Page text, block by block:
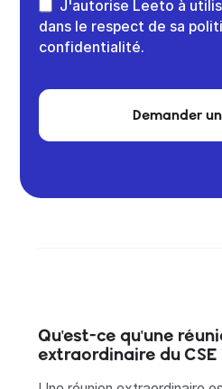
J'autorise Leeto à
dans le respect de sa
confidentialité.
Demander
Qu'est-ce qu'une
extraordinaire du CSE